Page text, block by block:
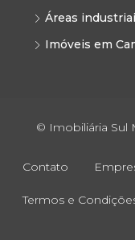
Áreas
Imóveis em
© Imobiliária Sul
Contato
Termos e